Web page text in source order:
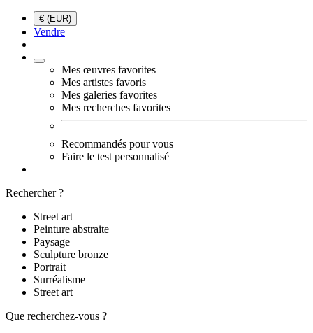
€ (EUR)
Vendre
Mes œuvres favorites
Mes artistes favoris
Mes galeries favorites
Mes recherches favorites
Recommandés pour vous
Faire le test personnalisé
Rechercher ?
Street art
Peinture abstraite
Paysage
Sculpture bronze
Portrait
Surréalisme
Street art
Que recherchez-vous ?